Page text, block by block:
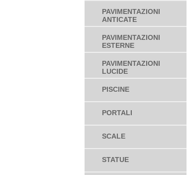
PAVIMENTAZIONI
ANTICATE
PAVIMENTAZIONI
ESTERNE
PAVIMENTAZIONI
LUCIDE
PISCINE
PORTALI
SCALE
STATUE